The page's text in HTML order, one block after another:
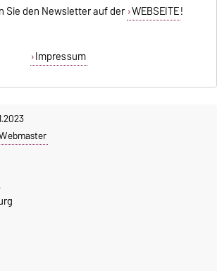
Sie den Newsletter auf der WEBSEITE!
Impressum